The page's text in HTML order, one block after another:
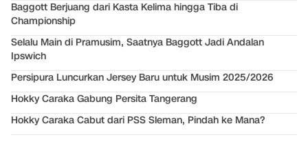
Baggott Berjuang dari Kasta Kelima hingga Tiba di
Championship
Selalu Main di Pramusim, Saatnya Baggott Jadi Andalan
Ipswich
Persipura Luncurkan Jersey Baru untuk Musim 2025/2026
Hokky Caraka Gabung Persita Tangerang
Hokky Caraka Cabut dari PSS Sleman, Pindah ke Mana?